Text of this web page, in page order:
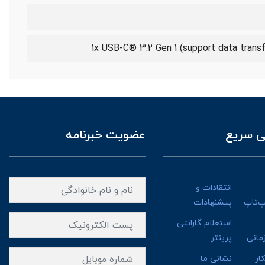
1x USB-C® 3.2 Gen 1 (support data
سریع
انتقادات و
پیشنهادات
استعلام گارانتی
پرینتر
نشانی ما
عضویت خبرنامه